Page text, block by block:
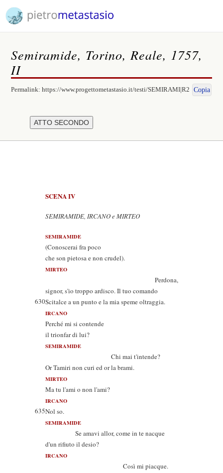
Semiramide, Torino, Reale, 1757,
II
Permalink:https://www.progettometastasio.it/testi/SEMIRAMI|R2 Copia
SCENA IV
SEMIRAMIDE, IRCANO e MIRTEO
SEMIRAMIDE
(Conoscerai fra poco
che son pietosa e non crudel).
MIRTEO
Perdona,
signor, s'io troppo ardisco. Il tuo comando
630Scitalce a un punto e la mia speme oltraggia.
IRCANO
Perché mi si contende
il trionfar di lui?
SEMIRAMIDE
Chi mai t'intende?
Or Tamiri non curi ed or la brami.
MIRTEO
Ma tu l'ami o non l'ami?
IRCANO
635Nol so.
SEMIRAMIDE
Se amavi allor, come in te nacque
d'un rifiuto il desio?
IRCANO
Così mi piacque.